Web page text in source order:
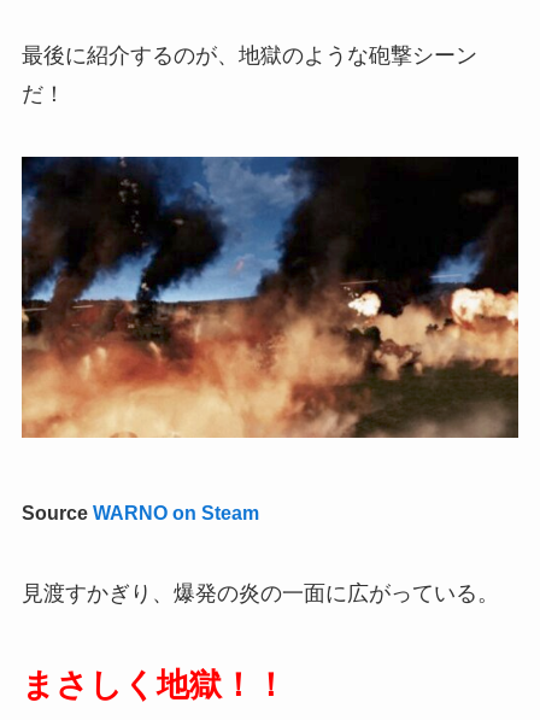
最後に紹介するのが、地獄のような砲撃シーン
だ！
Source WARNO on Steam
見渡すかぎり、爆発の炎の一面に広がっている。
まさしく地獄！！